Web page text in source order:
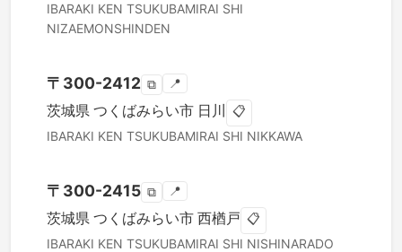
IBARAKI KEN TSUKUBAMIRAI SHI
NIZAEMONSHINDEN
〒 300-2412 ⧉ 📍
茨城県 つくばみらい市 日川 📋
IBARAKI KEN TSUKUBAMIRAI SHI NIKKAWA
〒 300-2415 ⧉ 📍
茨城県 つくばみらい市 西楢戸 📋
IBARAKI KEN TSUKUBAMIRAI SHI NISHINARADO